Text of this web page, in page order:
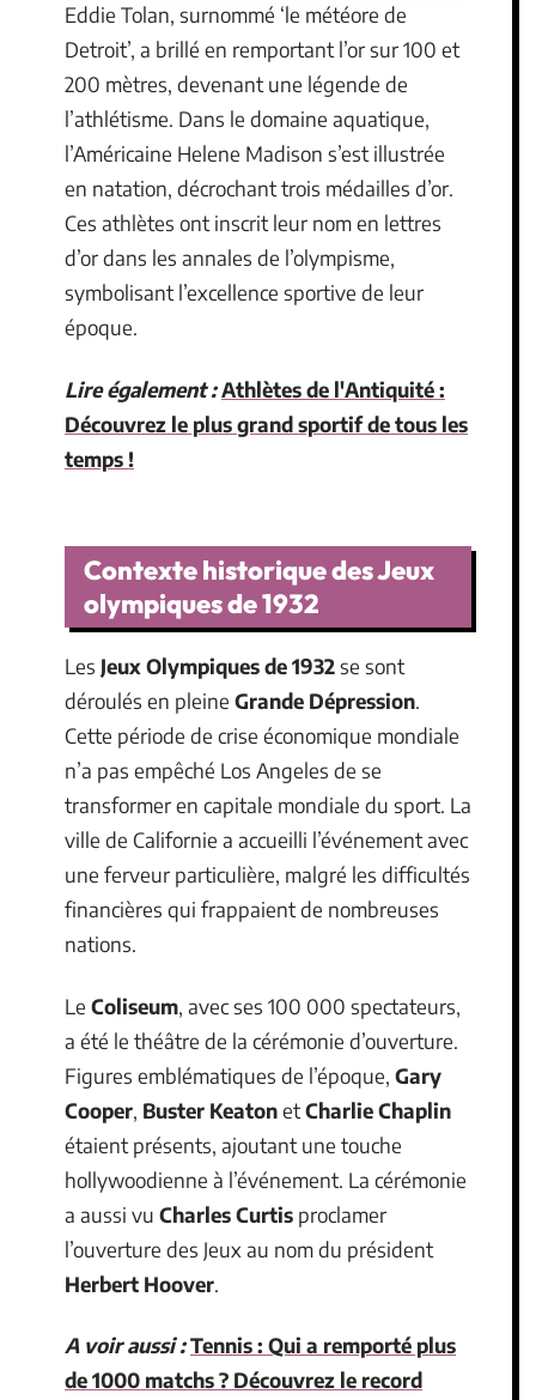
Eddie Tolan, surnommé ‘le météore de
Detroit’, a brillé en remportant l’or sur 100 et
200 mètres, devenant une légende de
l’athlétisme. Dans le domaine aquatique,
l’Américaine Helene Madison s’est illustrée
en natation, décrochant trois médailles d’or.
Ces athlètes ont inscrit leur nom en lettres
d’or dans les annales de l’olympisme,
symbolisant l’excellence sportive de leur
époque.
Lire également :Athlètes de l'Antiquité :
Découvrez le plus grand sportif de tous les
temps !
Contexte historique des Jeux
olympiques de 1932
Les Jeux Olympiques de 1932se sont
déroulés en pleine Grande Dépression.
Cette période de crise économique mondiale
n’a pas empêché Los Angeles de se
transformer en capitale mondiale du sport. La
ville de Californie a accueilli l’événement avec
une ferveur particulière, malgré les difficultés
financières qui frappaient de nombreuses
nations.
Le Coliseum, avec ses 100 000 spectateurs,
a été le théâtre de la cérémonie d’ouverture.
Figures emblématiques de l’époque, Gary
Cooper, Buster KeatonetCharlie Chaplin
étaient présents, ajoutant une touche
hollywoodienne à l’événement. La cérémonie
a aussi vu Charles Curtis proclamer
l’ouverture des Jeux au nom du président
Herbert Hoover.
A voir aussi :Tennis : Qui a remporté plus
de 1000 matchs ? Découvrez le record